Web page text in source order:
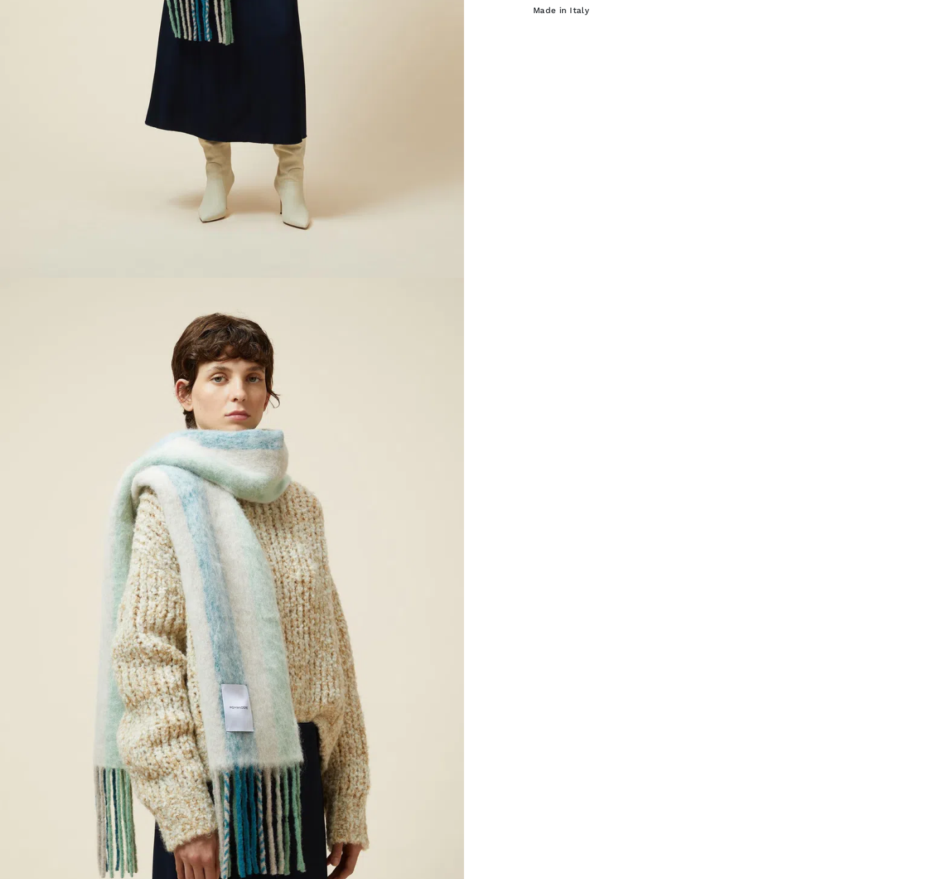
Made in Italy